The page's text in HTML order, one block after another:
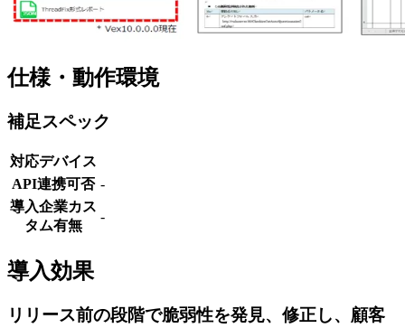
仕様・動作環境
補足スペック
対応デバイス
API連携可否 -
導入企業カス
タム有無
-
導入効果
リリース前の段階で脆弱性を発見、修正し、顧客